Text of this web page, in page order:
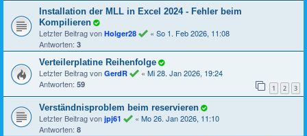
Installation der MLL in Excel 2024 - Fehler beim
Kompilieren
Letzter Beitrag von Holger28 « So 1. Feb 2026, 11:08
Antworten: 3
Verteilerplatine Reihenfolge
Letzter Beitrag von GerdR « Mi 28. Jan 2026, 19:24
Antworten: 59 1 2 3
Verständnisproblem beim reservieren
Letzter Beitrag von jpj61 « Mo 26. Jan 2026, 11:10
Antworten: 8